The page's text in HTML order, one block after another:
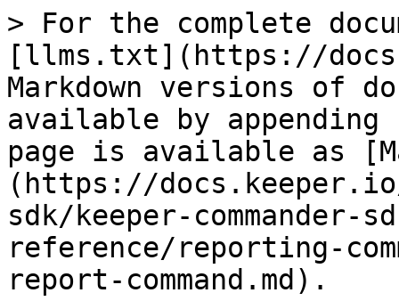
> For the complete
[llms.txt](https://
Markdown versions of
available by
page is available as
(https://docs.keeper.io/
sdk/keeper-commander-
reference/reporting-
report-command.md).